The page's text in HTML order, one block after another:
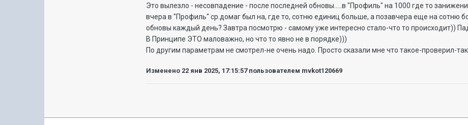
Это вылезло - несовпадение - после последней обновы.....в "Профиль" на 1000 где то
вчера в "Профиль" ср.домаг был на, где то, сотню единиц больше, а позавчера еще на сотню
обновы каждый день? Завтра посмотрю - самому уже интересно стало-что то происходит))
В Принципе ЭТО маловажно, но что то явно не в порядке)))
По другим параметрам не смотрел-не очень надо. Просто сказали мне что такое-проверил-так
Изменено 22 янв 2025, 17:15:57пользователем mvkot120669